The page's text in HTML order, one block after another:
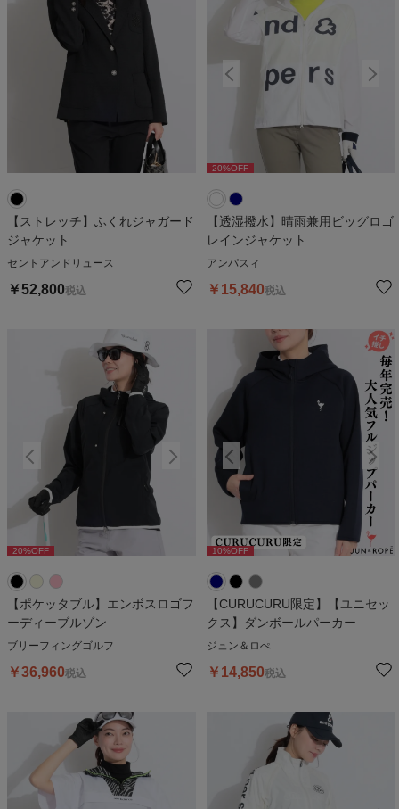
【ストレッチ】ふくれジャガード
ジャケット
セントアンドリュース
￥52,800税込
20%OFF
【透湿撥水】晴雨兼用ビッグロゴ
レインジャケット
アンパスィ
￥ 15,840税込
20%OFF %OFF
【ポケッタブル】エンボスロゴフ
ーディーブルゾン
ブリーフィングゴルフ
￥36,960税込
10%OFF 10%OFF
【CURUCURU限定】【ユニセッ
クス】ダンボールパーカー
ジュン＆ロぺ
￥ 14,850税込